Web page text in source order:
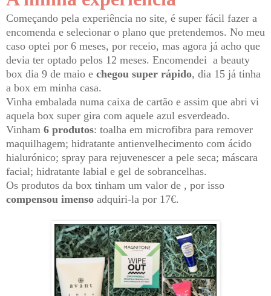
Começando pela experiência no site, é super fácil fazer a
encomenda e selecionar o plano que pretendemos. No meu
caso optei por 6 meses, por receio, mas agora já acho que
devia ter optado pelos 12 meses. Encomendei a beauty
box dia 9 de maio e chegou super rápido, dia 15 já tinha
a box em minha casa.
Vinha embalada numa caixa de cartão e assim que abri vi
aquela box super gira com aquele azul esverdeado.
Vinham 6 produtos: toalha em microfibra para remover
maquilhagem; hidratante antienvelhecimento com ácido
hialurónico; spray para rejuvenescer a pele seca; máscara
facial; hidratante labial e gel de sobrancelhas.
Os produtos da box tinham um valor de , por isso
compensou imenso adquiri-la por 17€.